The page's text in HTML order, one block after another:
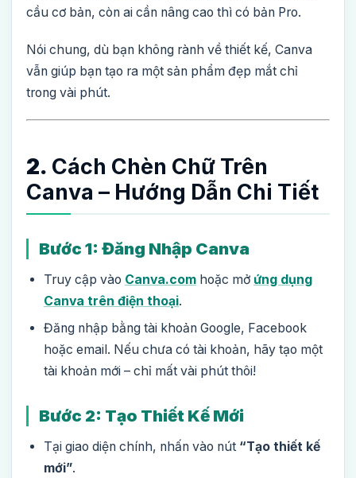
cầu cơ bản, còn ai cần nâng cao thì có bản Pro.
Nói chung, dù bạn không rành về thiết kế, Canva
vẫn giúp bạn tạo ra một sản phẩm đẹp mắt chỉ
trong vài phút.
2. Cách Chèn Chữ Trên
Canva – Hướng Dẫn Chi Tiết
Bước 1: Đăng Nhập Canva
Truy cập vào Canva.com hoặc mở ứng dụng
Canva trên điện thoại.
Đăng nhập bằng tài khoản Google, Facebook
hoặc email. Nếu chưa có tài khoản, hãy tạo một
tài khoản mới – chỉ mất vài phút thôi!
Bước 2: Tạo Thiết Kế Mới
Tại giao diện chính, nhấn vào nút “Tạo thiết kế
mới”.